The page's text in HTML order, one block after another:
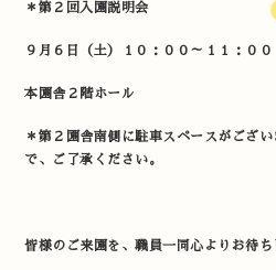
＊第２回入園説明会
９ 月６日（土）１０：００～１１：００
本園舎２階ホール
＊第２園舎南側に駐車スペースがござ
で、ご了承ください。
皆様のご来園を、職員一同心よりお待